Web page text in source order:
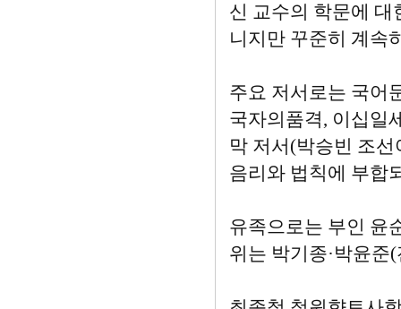
신 교수의 학문에
니지만 꾸준히 계속
주요 저서로는 국어
국자의품격, 이십일
막 저서(박승빈 조
음리와 법칙에 부합
유족으로는 부인 윤
위는 박기종·박윤준